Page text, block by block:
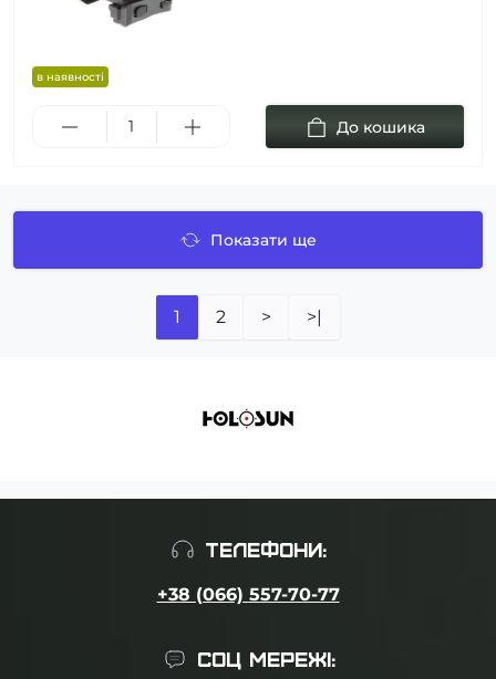
в наявності
До кошика
Показати ще
1 2 > >|
ТЕЛЕФОНИ:
+38 (066) 557-70-77
СОЦ МЕРЕЖІ: